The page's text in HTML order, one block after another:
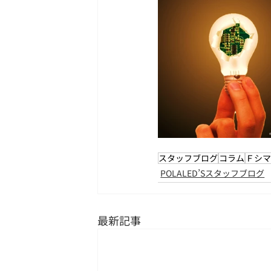
スタッフブログ コラム Ｆシマ
POLALED’Sスタッフブログ
最新記事